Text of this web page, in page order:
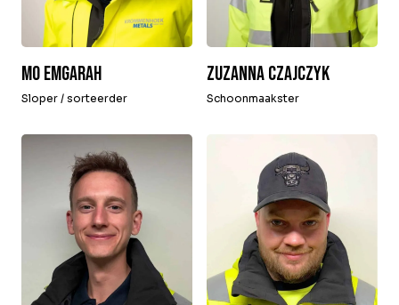
Mo Emgarah
Sloper / sorteerder
Zuzanna Czajczyk
Schoonmaakster